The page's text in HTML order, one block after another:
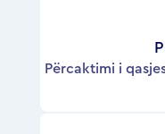
Përcaktimi i